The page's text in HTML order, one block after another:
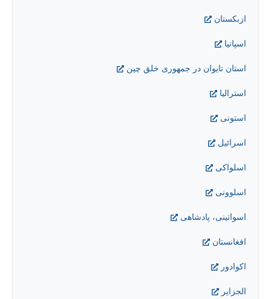
ازبکستان
اسپانیا
استان تایوان در جمهوری خلق چین
استراليا
استونی
اسرائيل
اسلواکی
اسلوونی
اسواتینی، پادشاهی
افغانستان
اکوادور
الجزایر